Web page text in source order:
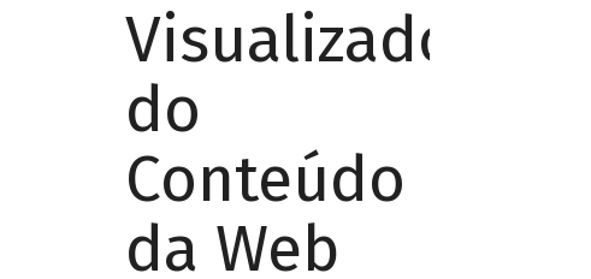
Visualizador
do
Conteúdo
da Web